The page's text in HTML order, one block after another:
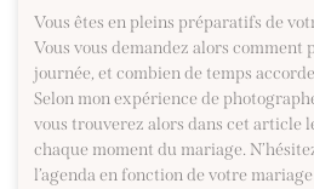
Vous êtes en pleins préparatifs de
Vous vous demandez alors
journée, et combien de temps
Selon mon expérience de
vous trouverez alors dans cet article
chaque moment du mariage.
l’agenda en fonction de votre